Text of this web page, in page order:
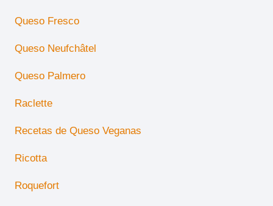
Queso Fresco
Queso Neufchâtel
Queso Palmero
Raclette
Recetas de Queso Veganas
Ricotta
Roquefort